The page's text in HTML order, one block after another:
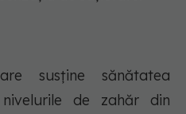
susține sănătatea
de zahăr din